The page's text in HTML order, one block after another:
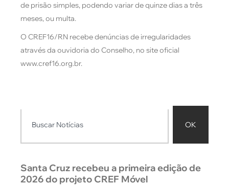
de prisão simples, podendo variar de quinze dias a três
meses, ou multa.
O CREF16/RN recebe denúncias de irregularidades
através da ouvidoria do Conselho, no site oficial
www.cref16.org.br.
OK
Santa Cruz recebeu a primeira edição de
2026 do projeto CREF Móvel